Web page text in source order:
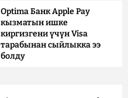
Optima Банк Apple Pay
кызматын ишке
киргизгени үчүн Visa
тарабынан сыйлыкка ээ
болду